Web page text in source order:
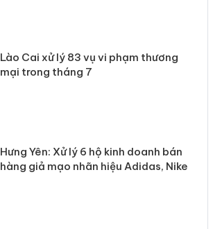
Lào Cai xử lý 83 vụ vi phạm thương
mại trong tháng 7
Hưng Yên: Xử lý 6 hộ kinh doanh bán
hàng giả mạo nhãn hiệu Adidas, Nike